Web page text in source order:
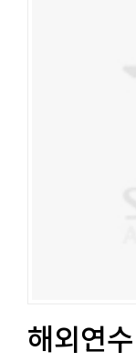
해외연